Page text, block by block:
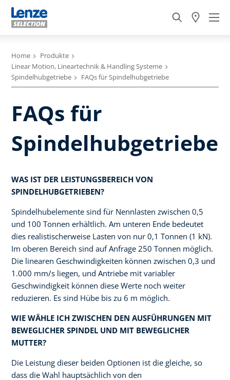
Home
Produkte
Linear Motion, Lineartechnik & Handling Systeme
Spindelhubgetriebe
FAQs für Spindelhubgetriebe
FAQs für
Spindelhubgetriebe
WAS IST DER LEISTUNGSBEREICH VON
SPINDELHUBGETRIEBEN?
Spindelhubelemente sind für Nennlasten zwischen 0,5
und 100 Tonnen erhältlich. Am unteren Ende bedeutet
dies realistischerweise Lasten von nur 0,1 Tonnen (1 kN).
Im oberen Bereich sind auf Anfrage 250 Tonnen möglich.
Die linearen Geschwindigkeiten können zwischen 0,3 und
1.000 mm/s liegen, und Antriebe mit variabler
Geschwindigkeit können diese Werte noch weiter
reduzieren. Es sind Hübe bis zu 6 m möglich.
WIE WÄHLE ICH ZWISCHEN DEN AUSFÜHRUNGEN MIT
BEWEGLICHER SPINDEL UND MIT BEWEGLICHER
MUTTER?
Die Leistung dieser beiden Optionen ist die gleiche, so
dass die Wahl hauptsächlich von den